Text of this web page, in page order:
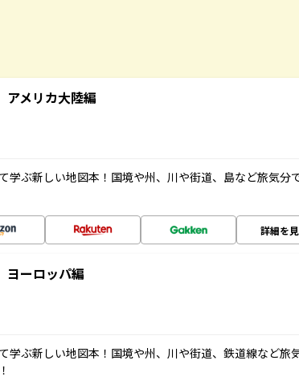
メリカ大陸編
学ぶ新しい地図本！国境や州、川や街道、島など旅気分
詳細を
ーロッパ編
学ぶ新しい地図本！国境や州、川や街道、鉄道線など旅